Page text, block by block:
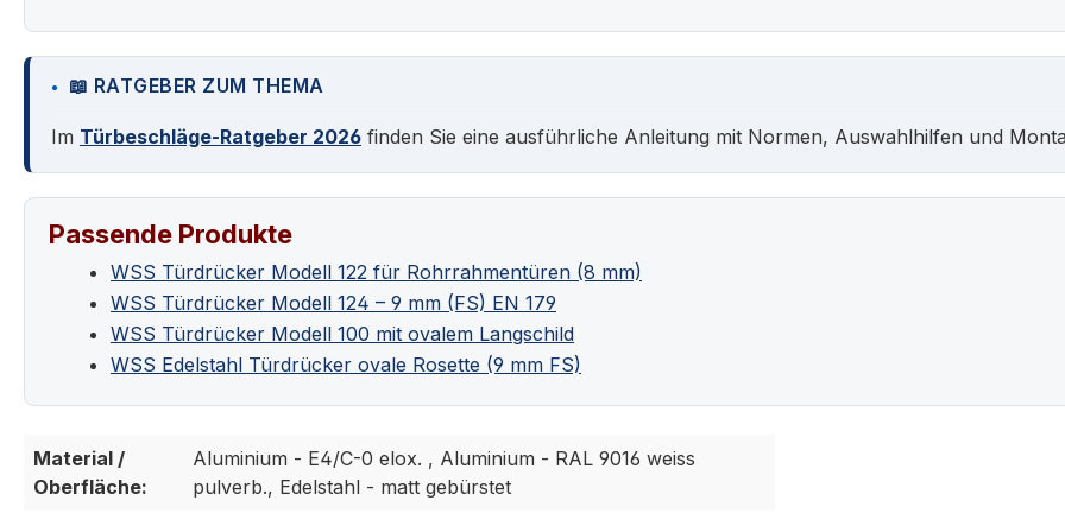
📖 RATGEBER ZUM THEMA
Im Türbeschläge-Ratgeber 2026 finden Sie eine ausführliche Anleitung mit Normen, Auswahlhilfen und
Passende Produkte
WSS Türdrücker Modell 122 für Rohrrahmentüren (8 mm)
WSS Türdrücker Modell 124 – 9 mm (FS) EN 179
WSS Türdrücker Modell 100 mit ovalem Langschild
WSS Edelstahl Türdrücker ovale Rosette (9 mm FS)
Material /
Oberfläche:
Aluminium - E4/C-0 elox. , Aluminium - RAL 9016 weiss
pulverb., Edelstahl - matt gebürstet